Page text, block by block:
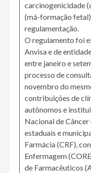
carcinogenicidade
(má-formação
regulamentação.
O regulamento foi
Anvisa e de
entre janeiro e
processo de
novembro do
contribuições de
autônomos e
Nacional de
estaduais e
Farmácia (CRF),
Enfermagem
de Farmacêuticos